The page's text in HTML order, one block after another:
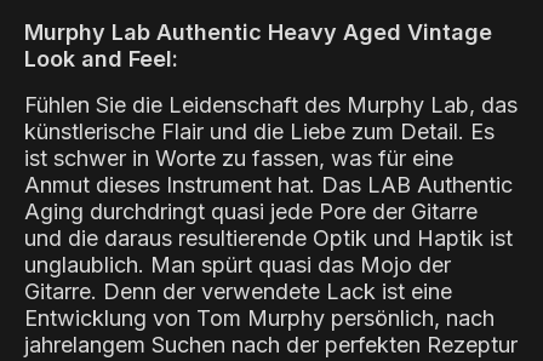
Murphy Lab Authentic Heavy Aged Vintage
Look and Feel:
Fühlen Sie die Leidenschaft des Murphy Lab, das
künstlerische Flair und die Liebe zum Detail. Es
ist schwer in Worte zu fassen, was für eine
Anmut dieses Instrument hat. Das LAB Authentic
Aging durchdringt quasi jede Pore der Gitarre
und die daraus resultierende Optik und Haptik ist
unglaublich. Man spürt quasi das Mojo der
Gitarre. Denn der verwendete Lack ist eine
Entwicklung von Tom Murphy persönlich, nach
jahrelangem Suchen nach der perfekten Rezeptur